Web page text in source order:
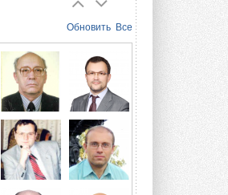
создали
солнечную и
энергию
технологии ...
создали
защиты
от аварий
влияние
и снеговых ...
Обновить Все